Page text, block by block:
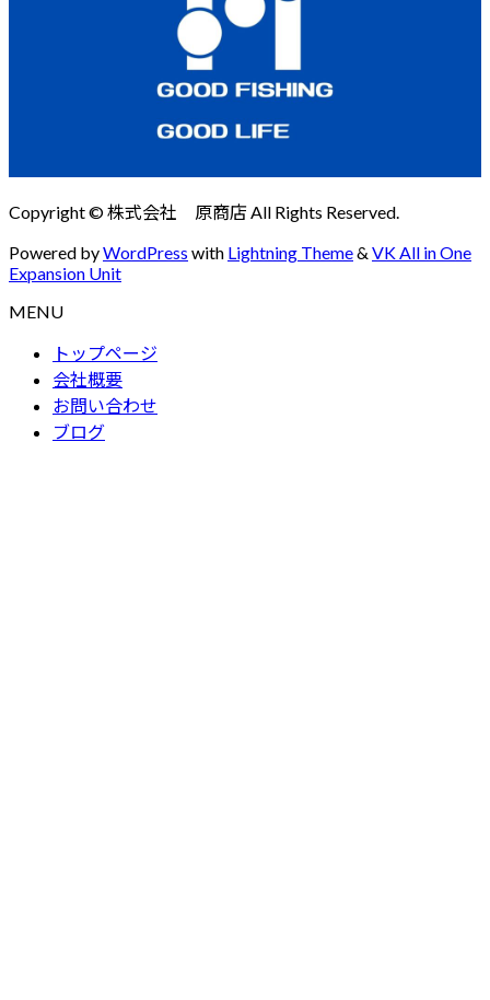
Copyright © 株式会社 原商店 All Rights Reserved.
Powered byWordPress with Lightning Theme& VK All in One
Expansion Unit
MENU
トップページ
会社概要
お問い合わせ
ブログ